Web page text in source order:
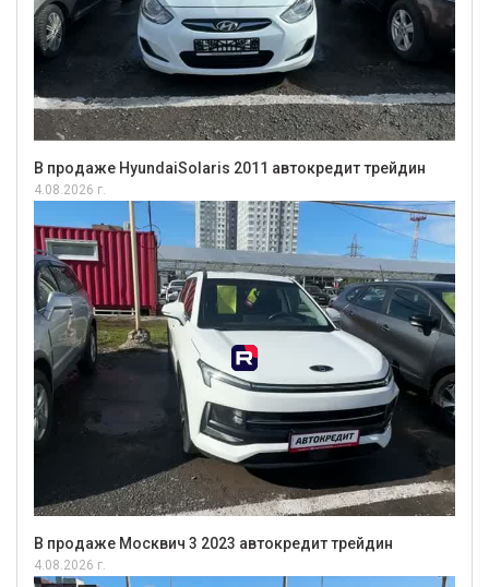
В продаже HyundaiSolaris 2011 автокредит трейдин
4.08.2026 г.
В продаже Москвич 3 2023 автокредит трейдин
4.08.2026 г.